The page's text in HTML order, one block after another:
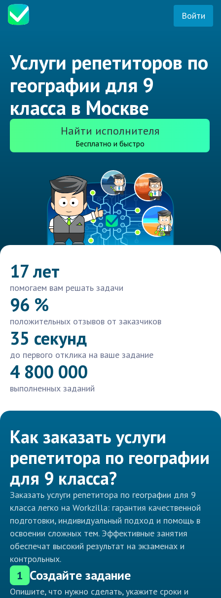
Войти
Услуги репетиторов по
географии для 9
класса в Москве
Найти исполнителя
Бесплатно и быстро
17 лет
помогаем вам решать задачи
96 %
положительных отзывов от заказчиков
35 секунд
до первого отклика на ваше задание
4 800 000
выполненных заданий
Как заказать услуги
репетитора по географии
для 9 класса?
Заказать услуги репетитора по географии для 9
класса легко на Workzilla: гарантия качественной
подготовки, индивидуальный подход и помощь в
освоении сложных тем. Эффективные занятия
обеспечат высокий результат на экзаменах и
контрольных.
1 Создайте задание
Опишите, что нужно сделать, укажите сроки и